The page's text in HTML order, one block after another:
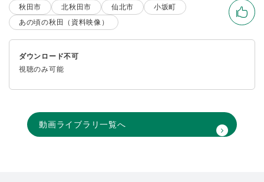
秋田市 北秋田市 仙北市
小坂町
あの頃の秋田（資料映像）
いい
ダウンロード不可
視聴のみ可能
動画ライブラリ一覧へ